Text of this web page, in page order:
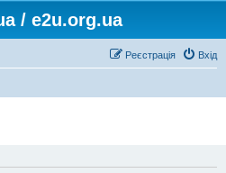
/ e2u.org.ua
Вхід
Реєстрація